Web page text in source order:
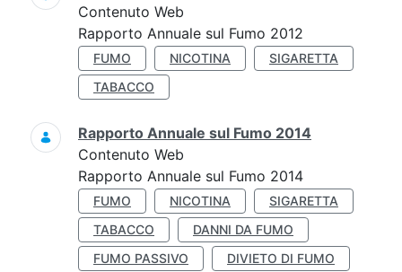
Contenuto Web
Rapporto Annuale sul Fumo 2012
FUMO NICOTINA
SIGARETTA
TABACCO
Rapporto Annuale sul Fumo 2014
Contenuto Web
Rapporto Annuale sul Fumo 2014
FUMO NICOTINA
SIGARETTA
TABACCO
DANNI DA FUMO
FUMO PASSIVO
DIVIETO DI FUMO